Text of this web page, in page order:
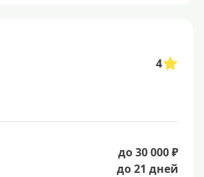
4
до 30 000 ₽
до 21 дней